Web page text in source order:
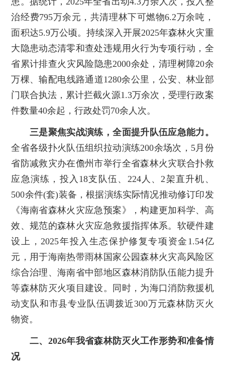
治经费795万余元，共清理林下可燃物6.2万余吨，
面积达5.9万公顷。持续深入开展2025年森林火灾重
大隐患动态清零和查处违规用火行为专项行动，全
省累计排查火灾风险隐患2000余处，清理树障20余
万棵、输配电线路通道1280余公里，公安、林业部
门联合执法，累计拦截火源1.3万余次，受理行政案
件数量40余起，行政处罚70余人次。
三是聚焦实战演练，全面提升队伍应急能力。
全省各级扑火队伍组织拉动演练200余场次，5月份
省防减救灾办在儋州市举行全省森林火灾联合扑救
应急演练，投入18支队伍、224人、2架直升机、
500余件(套)装备，根据演练实际情况推动修订印发
《海南省森林火灾应急预案》，构建更加科学、高
效、规范的森林火灾应急救援指挥体系。软硬件建
设上，2025年投入生态保护修复专项资金1.54亿
元，用于海南热带雨林国家公园森林火灾高风险区
综合治理、海南省中部地区森林消防队伍能力提升
等森林防灭火项目建设。同时，为海口消防救援机
动支队和市县专业队伍调拨近300万元森林防灭火
物资。
二、2026年我省森林防灭火工作形势和准备情
况